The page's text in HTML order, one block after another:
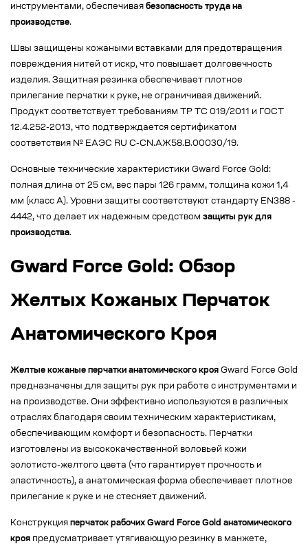
инструментами, обеспечивая безопасность труда на
производстве.
Швы защищены кожаными вставками для предотвращения
повреждения нитей от искр, что повышает долговечность
изделия. Защитная резинка обеспечивает плотное
прилегание перчатки к руке, не ограничивая движений.
Продукт соответствует требованиям ТР ТС 019/2011 и ГОСТ
12.4.252-2013, что подтверждается сертификатом
соответствия № ЕАЭС RU C-CN.АЖ58.В.00030/19.
Основные технические характеристики Gward Force Gold:
полная длина от 25 см, вес пары 126 грамм, толщина кожи 1,4
мм (класс А). Уровни защиты соответствуют стандарту EN388 -
4442, что делает их надежным средством защиты рук для
производства.
Gward Force Gold: Обзор
Желтых Кожаных Перчаток
Анатомического Кроя
Желтые кожаные перчатки анатомического кроя Gward Force Gold
предназначены для защиты рук при работе с инструментами и
на производстве. Они эффективно используются в различных
отраслях благодаря своим техническим характеристикам,
обеспечивающим комфорт и безопасность. Перчатки
изготовлены из высококачественной воловьей кожи
золотисто-желтого цвета (что гарантирует прочность и
эластичность), а анатомическая форма обеспечивает плотное
прилегание к руке и не стесняет движений.
Конструкция перчаток рабочих Gward Force Gold анатомического
кроя предусматривает утягивающую резинку в манжете,